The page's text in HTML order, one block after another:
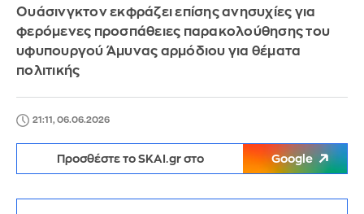
Ουάσινγκτον εκφράζει επίσης ανησυχίες για
φερόμενες προσπάθειες παρακολούθησης του
υφυπουργού Άμυνας αρμόδιου για θέματα
πολιτικής
21:11, 06.06.2026
Προσθέστε το SKAI.gr στο Google